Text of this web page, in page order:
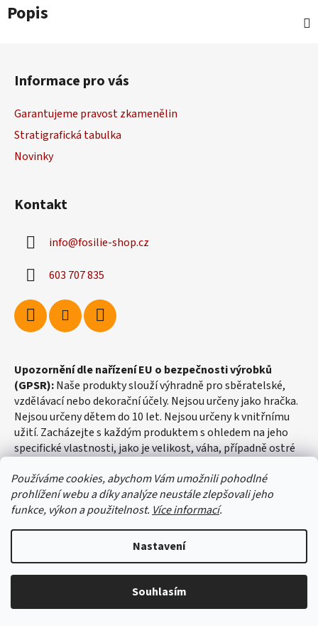
Používáme cookies, abychom Vám umožnili pohodlné
prohlížení webu a díky analýze neustále zlepšovali jeho
funkce, výkon a použitelnost. Více informací.
Nastavení
Souhlasím
Popis
Informace pro vás
Garantujeme pravost zkamenělin
Stratigrafická tabulka
Novinky
Kontakt
info@fosilie-shop.cz
603 707 835
Upozornění dle nařízení EU o bezpečnosti výrobků
(GPSR):Naše produkty slouží výhradně pro sběratelské,
vzdělávací nebo dekorační účely. Nejsou určeny jako hračka.
Nejsou určeny dětem do 10 let. Nejsou určeny k vnitřnímu
užití. Zacházejte s každým produktem s ohledem na jeho
specifické vlastnosti, jako je velikost, váha, případně ostré
Vytvořil Shoptet
fosilie-shop.cz. Všechna práva vyhrazena.
Upravit nastavení cookies